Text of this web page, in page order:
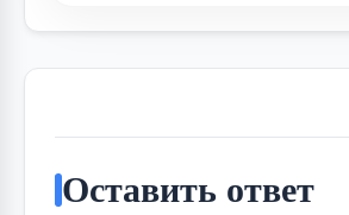
Оставить ответ